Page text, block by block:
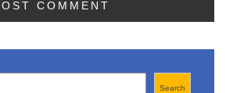
Search